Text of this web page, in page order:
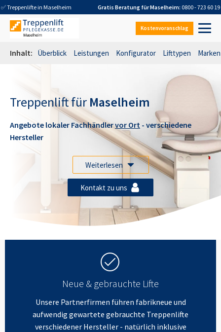
✅ Treppenlifte in Maselheim Gratis Beratung fürMaselheim: 0800 - 723 60 19
Kostenvoranschlag
Inhalt: Überblick Leistungen Konfigurator Lifttypen Marken
Treppenlift für Maselheim
Angebote lokaler Fachhändlervor Ort - verschiedene
Hersteller
Weiterlesen
Kontakt zu uns
Neue & gebrauchte Lifte
Unsere Partnerfirmen führen fabrikneue und
aufwendig gewartete gebrauchte Treppenlifte
verschiedener Hersteller - natürlich inklusive